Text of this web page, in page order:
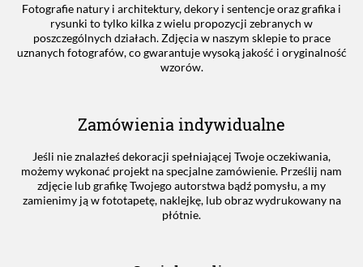
Fotografie natury i architektury, dekory i sentencje oraz grafika i
rysunki to tylko kilka z wielu propozycji zebranych w
poszczególnych działach. Zdjęcia w naszym sklepie to prace
uznanych fotografów, co gwarantuje wysoką jakość i oryginalność
wzorów.
Zamówienia indywidualne
Jeśli nie znalazłeś dekoracji spełniającej Twoje oczekiwania,
możemy wykonać projekt na specjalne zamówienie. Prześlij nam
zdjęcie lub grafikę Twojego autorstwa bądź pomysłu, a my
zamienimy ją w fototapetę, naklejkę, lub obraz wydrukowany na
płótnie.